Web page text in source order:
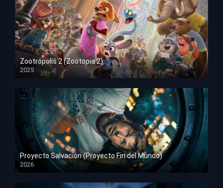
Zootrópolis 2 (Zootopia 2)
2025
HD 1080p
Proyecto Salvación (Proyecto Fin del Mundo)
2026
HD 1080p